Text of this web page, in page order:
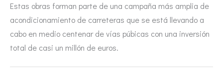
Estas obras forman parte de una campaña más amplia de
acondicionamiento de carreteras que se está llevando a
cabo en medio centenar de vías púbicas con una inversión
total de casi un millón de euros.